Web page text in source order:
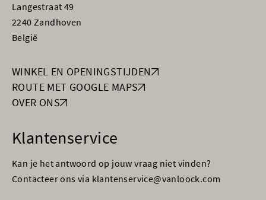
Langestraat 49
2240 Zandhoven
België
WINKEL EN OPENINGSTIJDEN
ROUTE MET GOOGLE MAPS
OVER ONS
Klantenservice
Kan je het antwoord op jouw vraag niet vinden?
Contacteer ons via klantenservice@vanloock.com